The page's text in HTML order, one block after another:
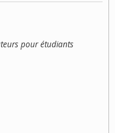
pour étudiants